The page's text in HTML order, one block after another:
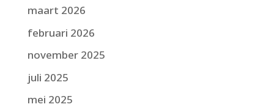
maart 2026
februari 2026
november 2025
juli 2025
mei 2025